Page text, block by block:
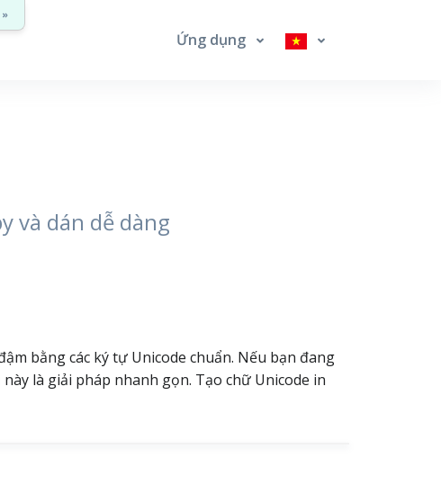
Ứng dụng
và dán dễ dàng
bằng các ký tự Unicode chuẩn. Nếu bạn đang
là giải pháp nhanh gọn. Tạo chữ Unicode in